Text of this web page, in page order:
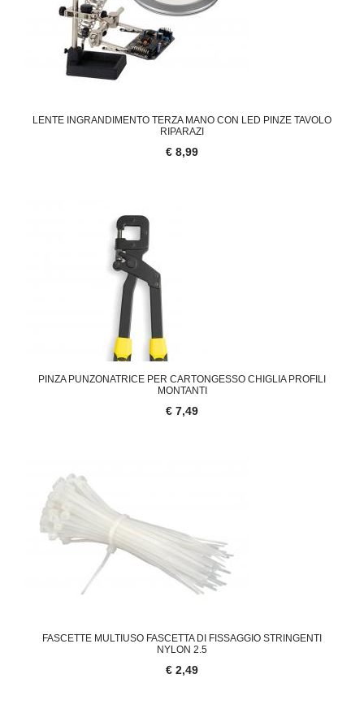
LENTE INGRANDIMENTO TERZA MANO CON LED PINZE TAVOLO
RIPARAZI
€ 8,99
PINZA PUNZONATRICE PER CARTONGESSO CHIGLIA PROFILI
MONTANTI
€ 7,49
FASCETTE MULTIUSO FASCETTA DI FISSAGGIO STRINGENTI
NYLON 2.5
€ 2,49